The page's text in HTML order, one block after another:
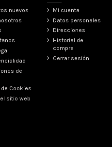
nuevos
de
Cookies
sitio web
Mi cuenta
Datos personales
Direcciones
Historial de
compra
Cerrar sesión